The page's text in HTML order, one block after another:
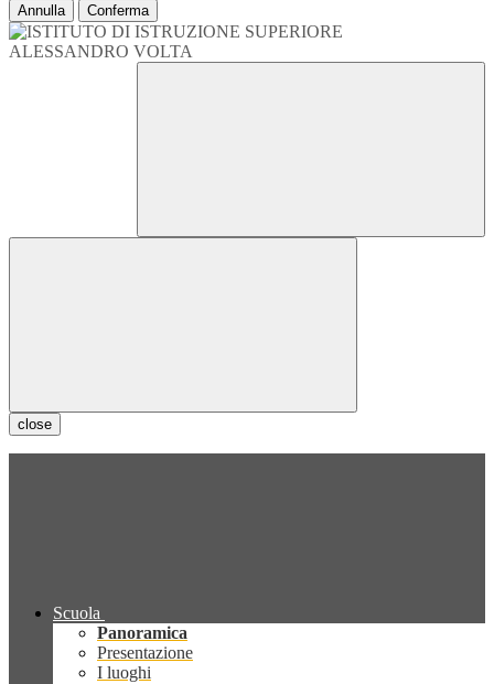
Annulla Conferma
close
Scuola
Panoramica
Presentazione
I luoghi